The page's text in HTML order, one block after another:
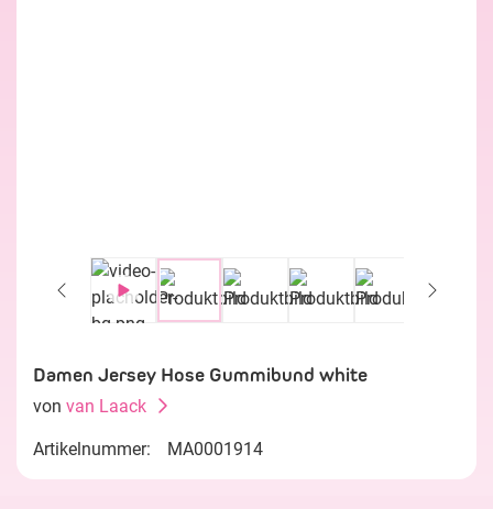
Damen Jersey Hose Gummibund white
von van Laack
Artikelnummer: MA0001914